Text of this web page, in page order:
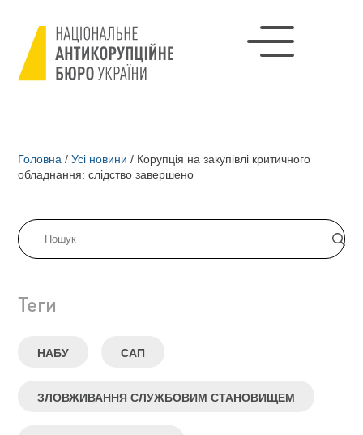
Головна / Усі новини / Корупція на закупівлі критичного
обладнання: слідство завершено
Теги
НАБУ САП
ЗЛОВЖИВАННЯ СЛУЖБОВИМ СТАНОВИЩЕМ